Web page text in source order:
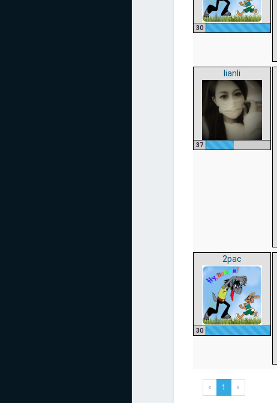
30
lianli
37
2pac
30
« 1 »